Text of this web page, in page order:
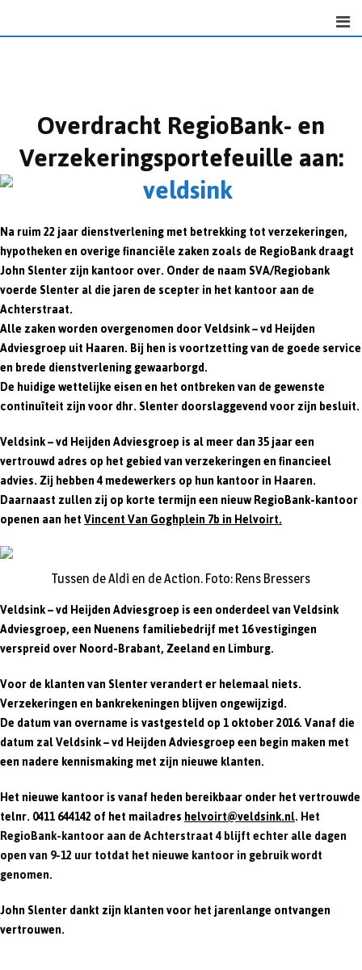
Overdracht RegioBank- en
Verzekeringsportefeuille aan:
Na ruim 22 jaar dienstverlening met betrekking tot verzekeringen,
hypotheken en overige financiële zaken zoals de RegioBank draagt
John Slenter zijn kantoor over. Onder de naam SVA/Regiobank
voerde Slenter al die jaren de scepter in het kantoor aan de
Achterstraat.
Alle zaken worden overgenomen door Veldsink – vd Heijden
Adviesgroep uit Haaren. Bij hen is voortzetting van de goede service
en brede dienstverlening gewaarborgd.
De huidige wettelijke eisen en het ontbreken van de gewenste
continuïteit zijn voor dhr. Slenter doorslaggevend voor zijn besluit.
Veldsink – vd Heijden Adviesgroep is al meer dan 35 jaar een
vertrouwd adres op het gebied van verzekeringen en financieel
advies. Zij hebben 4 medewerkers op hun kantoor in Haaren.
Daarnaast zullen zij op korte termijn een nieuw RegioBank-kantoor
openen aan hetVincent Van Goghplein 7b in Helvoirt.
Tussen de Aldi en de Action. Foto: Rens Bressers
Veldsink – vd Heijden Adviesgroep is een onderdeel van Veldsink
Adviesgroep, een Nuenens familiebedrijf met 16 vestigingen
verspreid over Noord-Brabant, Zeeland en Limburg.
Voor de klanten van Slenter verandert er helemaal niets.
Verzekeringen en bankrekeningen blijven ongewijzigd.
De datum van overname is vastgesteld op 1 oktober 2016. Vanaf die
datum zal Veldsink – vd Heijden Adviesgroep een begin maken met
een nadere kennismaking met zijn nieuwe klanten.
Het nieuwe kantoor is vanaf heden bereikbaar onder het vertrouwde
telnr.0411 644142of het mailadreshelvoirt@veldsink.nl.Het
RegioBank-kantoor aan de Achterstraat 4 blijft echter alle dagen
open van 9-12 uur totdat het nieuwe kantoor in gebruik wordt
genomen.
John Slenter dankt zijn klanten voor het jarenlange ontvangen
vertrouwen.